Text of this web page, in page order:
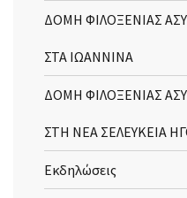
ΔΟΜΗ ΦΙΛΟΞΕΝΙΑΣ
ΣΤΑ ΙΩΑΝΝΙΝΑ
ΔΟΜΗ ΦΙΛΟΞΕΝΙΑΣ
ΣΤΗ ΝΕΑ ΣΕΛΕΥΚΕΙΑ
Εκδηλώσεις